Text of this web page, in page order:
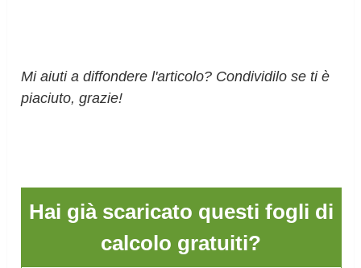
Mi aiuti a diffondere l'articolo? Condividilo se ti è
piaciuto, grazie!
Hai già scaricato questi fogli di
calcolo gratuiti?